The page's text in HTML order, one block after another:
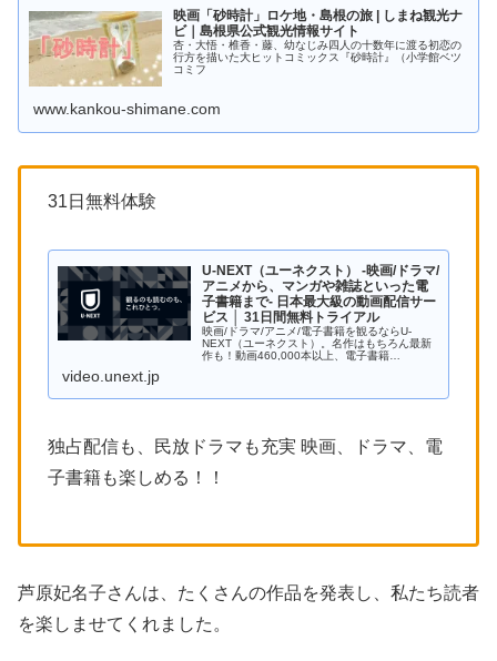
映画「砂時計」ロケ地・島根の旅 | しまね観光ナ
ビ｜島根県公式観光情報サイト
杏・大悟・椎香・藤、幼なじみ四人の十数年に渡る初恋の
行方を描いた大ヒットコミックス『砂時計』（小学館ベツ
コミフ
www.kankou-shimane.com
31日無料体験
U-NEXT（ユーネクスト） -映画/ドラマ/
アニメから、マンガや雑誌といった電
子書籍まで- 日本最大級の動画配信サー
ビス │ 31日間無料トライアル
映画/ドラマ/アニメ/電子書籍を観るならU-
NEXT（ユーネクスト）。名作はもちろん最新
作も！動画460,000本以上、電子書籍
video.unext.jp
独占配信も、民放ドラマも充実 映画、ドラマ、電
子書籍も楽しめる！！
芦原妃名子さんは、たくさんの作品を発表し、私たち読者
を楽しませてくれました。